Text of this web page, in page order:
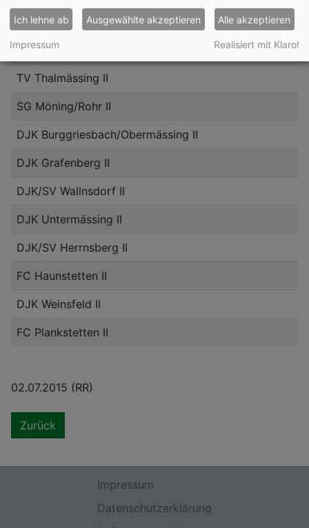
SV Mühlhausen II
FB Reichertshofen II
TV Thalmässing II
SG Möning/Rohr II
DJK Burggriesbach/Obermässing II
DJK Grafenberg II
DJK/SV Wallnsdorf II
DJK Untermässing II
DJK/SV Herrnsberg II
FC Haunstetten II
DJK Weinsfeld II
FC Plankstetten II
02.07.2015 (RR)
Zurück
Impressum
Datenschutzerklärung
Ich lehne ab Ausgewählte akzeptieren Alle akzeptieren
Impressum Realisiert mit Klaro!